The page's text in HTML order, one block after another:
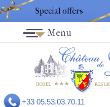
Special offers
+33 05.53.03.70.11
Menu